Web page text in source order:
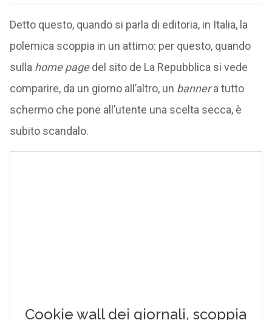
Detto questo, quando si parla di editoria, in Italia, la
polemica scoppia in un attimo: per questo, quando
sulla home pagedel sito de La Repubblica si vede
comparire, da un giorno all’altro, un bannera tutto
schermo che pone all’utente una scelta secca, è
subito scandalo.